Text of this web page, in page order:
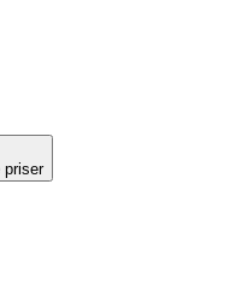
priser